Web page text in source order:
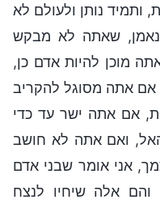
ותמיד נותן ולעולם לא
שאתה לא מבקש
מוכן להיות אדם כן,
אתה מסוגל להקריב
אם אתה ישר עד כדי
ואם אתה לא חושב
אני אומר שבני אדם
אלה שיחיו לנצח